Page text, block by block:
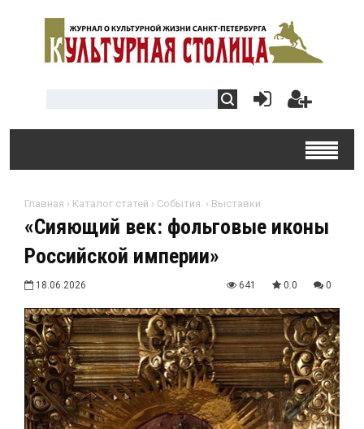
Главная › Каталог статей › События. › Выставки
«Сияющий век: фольговые иконы
Российской империи»
18.06.2026 641 0.0 0